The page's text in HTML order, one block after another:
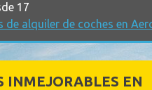
17
de alquiler de coches en
INMEJORABLES EN